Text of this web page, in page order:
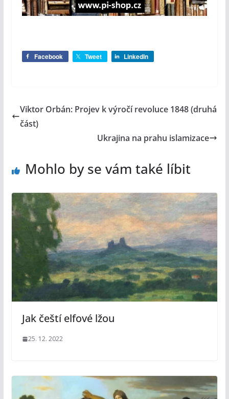
Facebook Tweet LinkedIn
Viktor Orbán: Projev k výročí revoluce 1848 (druhá
část)
Ukrajina na prahu islamizace
Mohlo by se vám také líbit
Jak čeští elfové lžou
25. 12. 2022